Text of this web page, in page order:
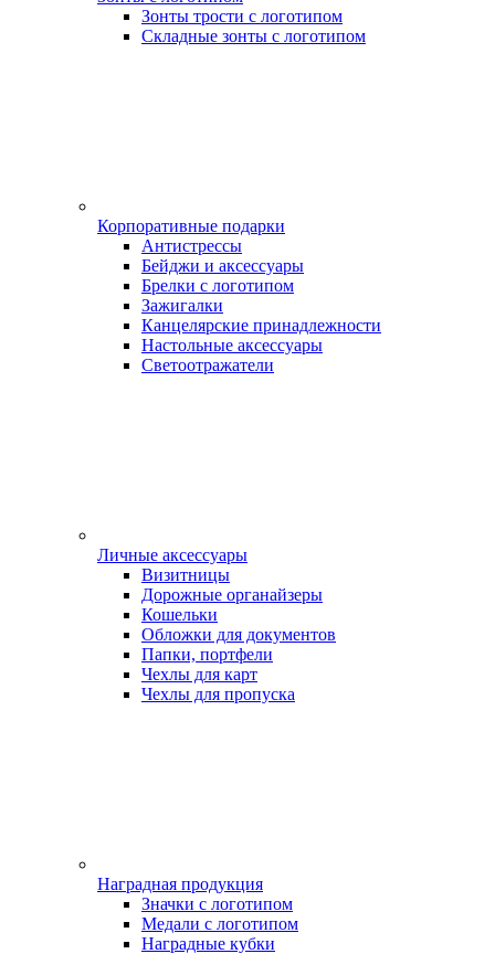
Зонты трости с логотипом
Складные зонты с логотипом
Корпоративные подарки
Антистрессы
Бейджи и аксессуары
Брелки с логотипом
Зажигалки
Канцелярские принадлежности
Настольные аксессуары
Светоотражатели
Личные аксессуары
Визитницы
Дорожные органайзеры
Кошельки
Обложки для документов
Папки, портфели
Чехлы для карт
Чехлы для пропуска
Наградная продукция
Значки с логотипом
Медали с логотипом
Наградные кубки